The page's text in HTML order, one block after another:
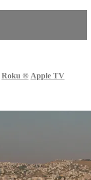
Roku ® Apple TV